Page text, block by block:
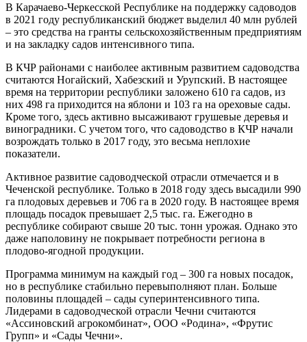
В Карачаево-Черкесской Республике на поддержку садоводов
в 2021 году республиканский бюджет выделил 40 млн рублей
– это средства на гранты сельскохозяйственным предприятиям
и на закладку садов интенсивного типа.
В КЧР районами с наиболее активным развитием садоводства
считаются Ногайский, Хабезский и Урупский. В настоящее
время на территории республики заложено 610 га садов, из
них 498 га приходится на яблони и 103 га на ореховые сады.
Кроме того, здесь активно высаживают грушевые деревья и
виноградники. С учетом того, что садоводство в КЧР начали
возрождать только в 2017 году, это весьма неплохие
показатели.
Активное развитие садоводческой отрасли отмечается и в
Чеченской республике. Только в 2018 году здесь высадили 990
га плодовых деревьев и 706 га в 2020 году. В настоящее время
площадь посадок превышает 2,5 тыс. га. Ежегодно в
республике собирают свыше 20 тыс. тонн урожая. Однако это
даже наполовину не покрывает потребности региона в
плодово-ягодной продукции.
Программа минимум на каждый год – 300 га новых посадок,
но в республике стабильно перевыполняют план. Больше
половины площадей – сады суперинтенсивного типа.
Лидерами в садоводческой отрасли Чечни считаются
«Ассиновский агрокомбинат», ООО «Родина», «Фрутис
Групп» и «Сады Чечни».